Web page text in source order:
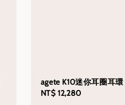
agete K10迷你耳圈耳環
Regular
NT$ 12,280